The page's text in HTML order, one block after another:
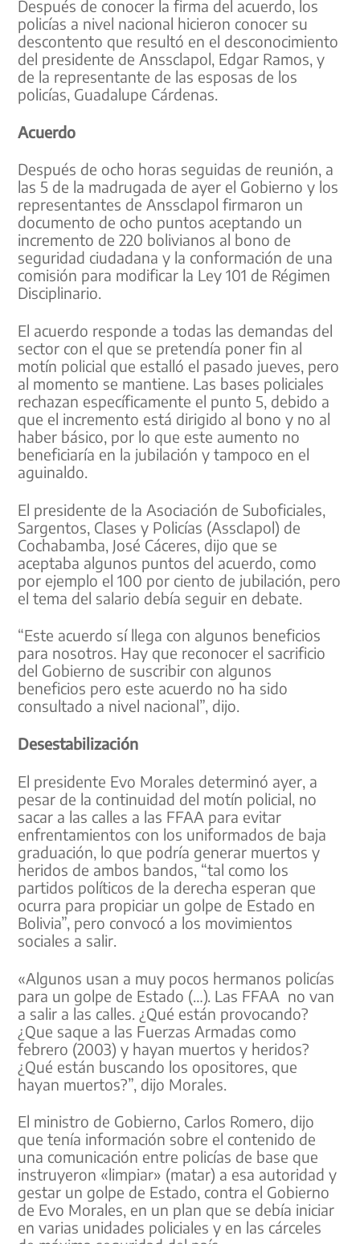
Después de conocer la firma del acuerdo, los
policías a nivel nacional hicieron conocer su
descontento que resultó en el desconocimiento
del presidente de Anssclapol, Edgar Ramos, y
de la representante de las esposas de los
policías, Guadalupe Cárdenas.
Acuerdo
Después de ocho horas seguidas de reunión, a
las 5 de la madrugada de ayer el Gobierno y los
representantes de Anssclapol firmaron un
documento de ocho puntos aceptando un
incremento de 220 bolivianos al bono de
seguridad ciudadana y la conformación de una
comisión para modificar la Ley 101 de Régimen
Disciplinario.
El acuerdo responde a todas las demandas del
sector con el que se pretendía poner fin al
motín policial que estalló el pasado jueves, pero
al momento se mantiene. Las bases policiales
rechazan específicamente el punto 5, debido a
que el incremento está dirigido al bono y no al
haber básico, por lo que este aumento no
beneficiaría en la jubilación y tampoco en el
aguinaldo.
El presidente de la Asociación de Suboficiales,
Sargentos, Clases y Policías (Assclapol) de
Cochabamba, José Cáceres, dijo que se
aceptaba algunos puntos del acuerdo, como
por ejemplo el 100 por ciento de jubilación, pero
el tema del salario debía seguir en debate.
“Este acuerdo sí llega con algunos beneficios
para nosotros. Hay que reconocer el sacrificio
del Gobierno de suscribir con algunos
beneficios pero este acuerdo no ha sido
consultado a nivel nacional”, dijo.
Desestabilización
El presidente Evo Morales determinó ayer, a
pesar de la continuidad del motín policial, no
sacar a las calles a las FFAA para evitar
enfrentamientos con los uniformados de baja
graduación, lo que podría generar muertos y
heridos de ambos bandos, “tal como los
partidos políticos de la derecha esperan que
ocurra para propiciar un golpe de Estado en
Bolivia”, pero convocó a los movimientos
sociales a salir.
«Algunos usan a muy pocos hermanos policías
para un golpe de Estado (…). Las FFAA no van
a salir a las calles. ¿Qué están provocando?
¿Que saque a las Fuerzas Armadas como
febrero (2003) y hayan muertos y heridos?
¿Qué están buscando los opositores, que
hayan muertos?”, dijo Morales.
El ministro de Gobierno, Carlos Romero, dijo
que tenía información sobre el contenido de
una comunicación entre policías de base que
instruyeron «limpiar» (matar) a esa autoridad y
gestar un golpe de Estado, contra el Gobierno
de Evo Morales, en un plan que se debía iniciar
en varias unidades policiales y en las cárceles